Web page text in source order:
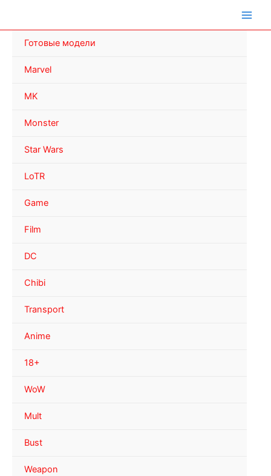
Готовые модели
Marvel
MK
Monster
Star Wars
LoTR
Game
Film
DC
Chibi
Transport
Anime
18+
WoW
Mult
Bust
Weapon